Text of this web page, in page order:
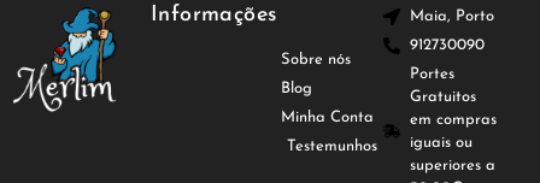
Informações
Sobre nós
Blog
Minha Conta
Testemunhos
Maia, Porto
912730090
Portes
Gratuitos
em compras
iguais ou
superiores a